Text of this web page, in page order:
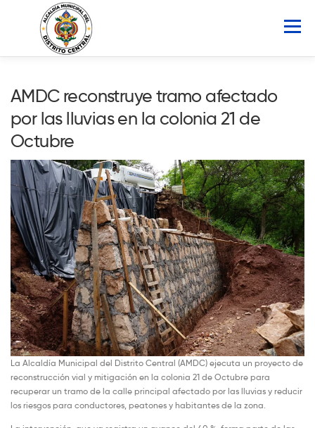
Menú
ATLAS MUNICIPAL
PORTAL DE TRANSPARENCIA
Buscar:
AMDC reconstruye tramo afectado
por las lluvias en la colonia 21 de
Octubre
La Alcaldía Municipal del Distrito Central (AMDC) ejecuta un proyecto de
reconstrucción vial y mitigación en la colonia 21 de Octubre para
recuperar un tramo de la calle principal afectado por las lluvias y reducir
los riesgos para conductores, peatones y habitantes de la zona.